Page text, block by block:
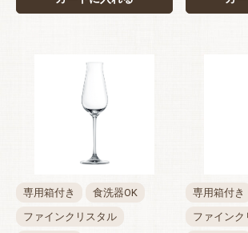
専用箱付き
食洗器OK
ファインクリスタル
専用箱付き
ファインク